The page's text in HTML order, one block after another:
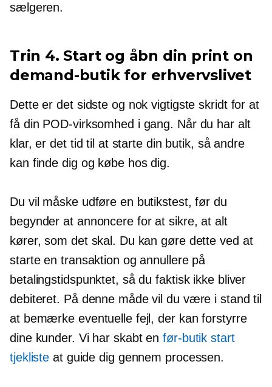
sælgeren.
Trin 4. Start og åbn din print on
demand-butik for erhvervslivet
Dette er det sidste og nok vigtigste skridt for at
få din POD-virksomhed i gang. Når du har alt
klar, er det tid til at starte din butik, så andre
kan finde dig og købe hos dig.
Du vil måske udføre en butikstest, før du
begynder at annoncere for at sikre, at alt
kører, som det skal. Du kan gøre dette ved at
starte en transaktion og annullere på
betalingstidspunktet, så du faktisk ikke bliver
debiteret. På denne måde vil du være i stand til
at bemærke eventuelle fejl, der kan forstyrre
dine kunder. Vi har skabt enfør-butik start
tjekliste at guide dig gennem processen.